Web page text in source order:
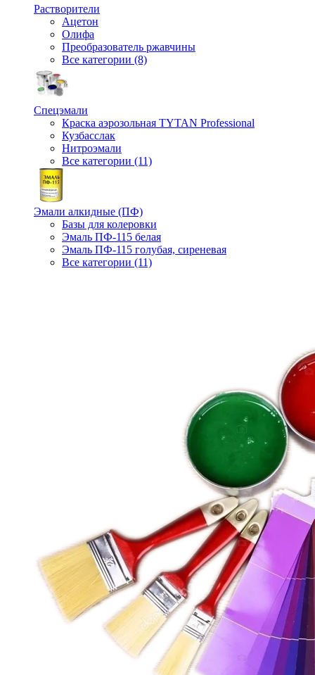
Растворители
Ацетон
Олифа
Преобразователь ржавчины
Все категории (8)
Спецэмали
Краска аэрозольная TYTAN Professional
Кузбасслак
Нитроэмали
Все категории (11)
Эмали алкидные (ПФ)
Базы для колеровки
Эмаль ПФ-115 белая
Эмаль ПФ-115 голубая, сиреневая
Все категории (11)